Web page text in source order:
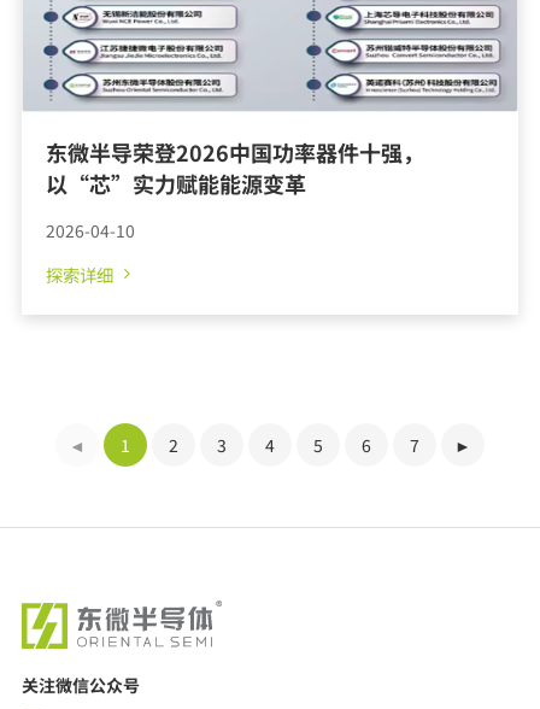
探索详细
东微半导荣登2026中国功率器件十强，
以“芯”实力赋能能源变革
2026-04-10
◄ 1 2 3 4 5 6 7 ►
关注微信公众号